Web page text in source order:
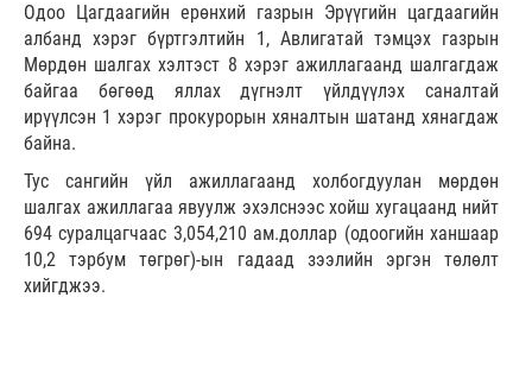
Одоо Цагдаагийн ерөнхий газрын Эрүүгийн цагдаагийн
албанд хэрэг бүртгэлтийн 1, Авлигатай тэмцэх газрын
Мөрдөн шалгах хэлтэст 8 хэрэг ажиллагаанд шалгагдаж
байгаа бөгөөд яллах дүгнэлт үйлдүүлэх саналтай
ирүүлсэн 1 хэрэг прокурорын хяналтын шатанд хянагдаж
байна.
Тус сангийн үйл ажиллагаанд холбогдуулан мөрдөн
шалгах ажиллагаа явуулж эхэлснээс хойш хугацаанд нийт
694 суралцагчаас 3,054,210 ам.доллар (одоогийн ханшаар
10,2 тэрбум төгрөг)-ын гадаад зээлийн эргэн төлөлт
хийгджээ.